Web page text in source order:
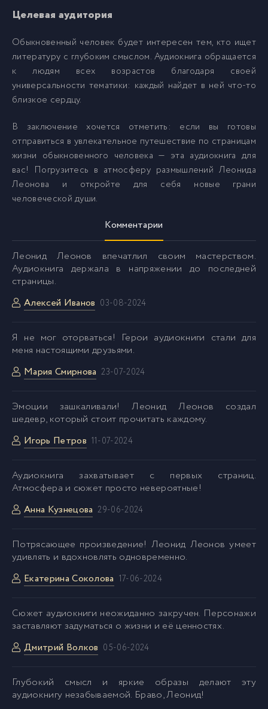
Целевая аудитория
Обыкновенный человек будет интересен тем, кто ищет
литературу с глубоким смыслом. Аудиокнига обращается
к людям всех возрастов благодаря своей
универсальности тематики: каждый найдет в ней что-то
близкое сердцу.
В заключение хочется отметить: если вы готовы
отправиться в увлекательное путешествие по страницам
жизни обыкновенного человека — эта аудиокнига для
вас! Погрузитесь в атмосферу размышлений Леонида
Леонова и откройте для себя новые грани
человеческой души.
Комментарии
Леонид Леонов впечатлил своим мастерством.
Аудиокнига держала в напряжении до последней
страницы.
Алексей Иванов 03-08-2024
Я не мог оторваться! Герои аудиокниги стали для
меня настоящими друзьями.
Мария Смирнова 23-07-2024
Эмоции зашкаливали! Леонид Леонов создал
шедевр, который стоит прочитать каждому.
Игорь Петров 11-07-2024
Аудиокнига захватывает с первых страниц.
Атмосфера и сюжет просто невероятные!
Анна Кузнецова 29-06-2024
Потрясающее произведение! Леонид Леонов умеет
удивлять и вдохновлять одновременно.
Екатерина Соколова 17-06-2024
Сюжет аудиокниги неожиданно закручен. Персонажи
заставляют задуматься о жизни и её ценностях.
Дмитрий Волков 05-06-2024
Глубокий смысл и яркие образы делают эту
аудиокнигу незабываемой. Браво, Леонид!